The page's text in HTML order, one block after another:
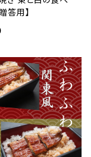
答用】